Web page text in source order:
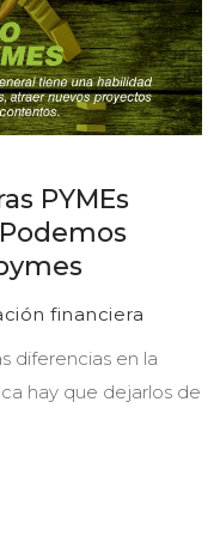
PYMEs
financiera
diferencias en la
hay que dejarlos de